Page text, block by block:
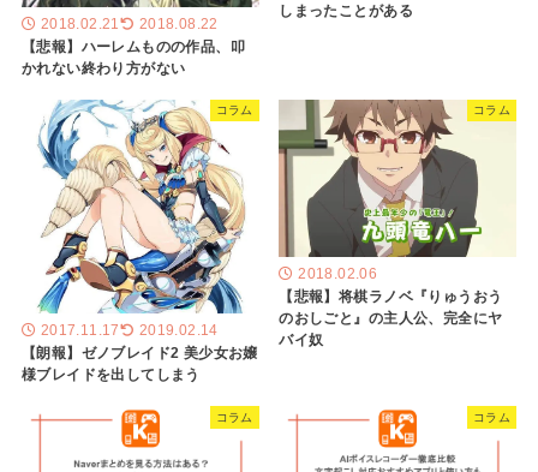
2018.02.21 2018.08.22
【悲報】ハーレムものの作品、叩
かれない終わり方がない
しまったことがある
コラム
2017.11.17 2019.02.14
【朗報】ゼノブレイド2 美少女お嬢
様ブレイドを出してしまう
コラム
2018.02.06
【悲報】将棋ラノベ『りゅうおう
のおしごと』の主人公、完全にヤ
バイ奴
コラム コラム